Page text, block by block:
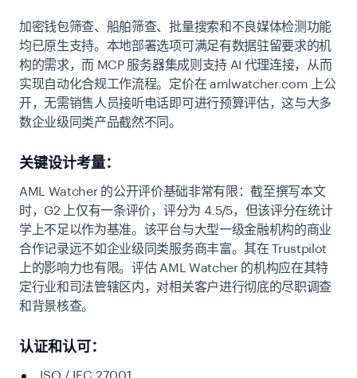
加密钱包筛查、船舶筛查、批量搜索和不良媒体检测功能
均已原生支持。本地部署选项可满足有数据驻留要求的机
构的需求，而 MCP 服务器集成则支持 AI 代理连接，从而
实现自动化合规工作流程。定价在 amlwatcher.com 上公
开，无需销售人员接听电话即可进行预算评估，这与大多
数企业级同类产品截然不同。
关键设计考量：
AML Watcher 的公开评价基础非常有限：截至撰写本文
时，G2 上仅有一条评价，评分为 4.5/5，但该评分在统计
学上不足以作为基准。该平台与大型一级金融机构的商业
合作记录远不如企业级同类服务商丰富。其在 Trustpilot
上的影响力也有限。评估 AML Watcher 的机构应在其特
定行业和司法管辖区内，对相关客户进行彻底的尽职调查
和背景核查。
认证和认可：